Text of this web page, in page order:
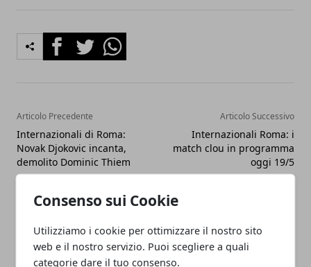
Consenso sui Cookie
Utilizziamo i cookie per ottimizzare il nostro sito
web e il nostro servizio. Puoi scegliere a quali
categorie dare il tuo consenso.
FacebookTwitterWhatsapp
Articolo Precedente
Internazionali di Roma:
Novak Djokovic incanta,
demolito Dominic Thiem
Articolo Successivo
Internazionali Roma: i
match clou in programma
oggi 19/5